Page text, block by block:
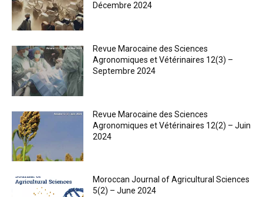
Décembre 2024
Revue Marocaine des Sciences
Agronomiques et Vétérinaires 12(3) –
Septembre 2024
Revue Marocaine des Sciences
Agronomiques et Vétérinaires 12(2) – Juin
2024
Moroccan Journal of Agricultural Sciences
5(2) – June 2024